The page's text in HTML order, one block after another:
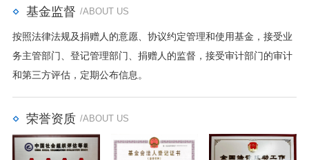
基金监督 /ABOUT US
按照法律法规及捐赠人的意愿、协议约定管理和使用基金，接受业
务主管部门、登记管理部门、捐赠人的监督，接受审计部门的审计
和第三方评估，定期公布信息。
荣誉资质 /ABOUT US